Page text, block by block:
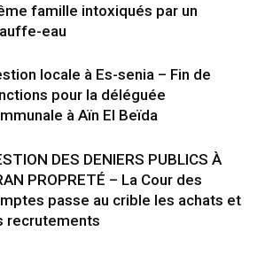
famille intoxiqués par un
eau
locale à Es-senia – Fin de
pour la déléguée
à Aïn El Beïda
DES DENIERS PUBLICS À
PROPRETÉ – La Cour des
passe au crible les achats et
recrutements